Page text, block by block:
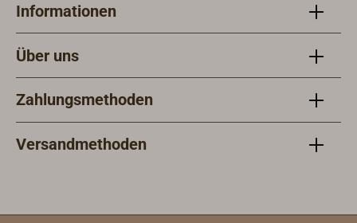
Informationen
Über uns
Zahlungsmethoden
Versandmethoden